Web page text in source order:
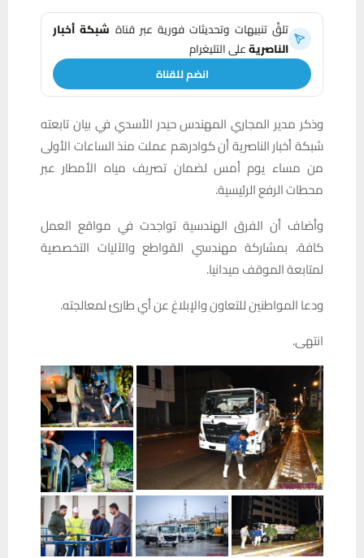
تلقَّ تنبيهات وتحديثات فورية عبر قناة شبكة أخبار
الناصريةعلى التليغرام
انضم للقناة
وذكر مدير المجاري المهندس حيدر الأسدي في بيان تابعته
شبكة أخبار الناصرية أن كوادرهم عملت منذ الساعات الأولى
من مساء يوم أمس لضمان تصريف مياه الأمطار عبر
محطات الرفع الرئيسية.
وأضاف أن الفرق الهندسية تواجدت في مواقع العمل
كافة، بمشاركة مهندسي القواطع والآليات التخصصية
لمتابعة الموقف ميدانيا.
ودعا المواطنين للتعاون والإبلاغ عن أي طارئ لمعالجته.
انتهى.